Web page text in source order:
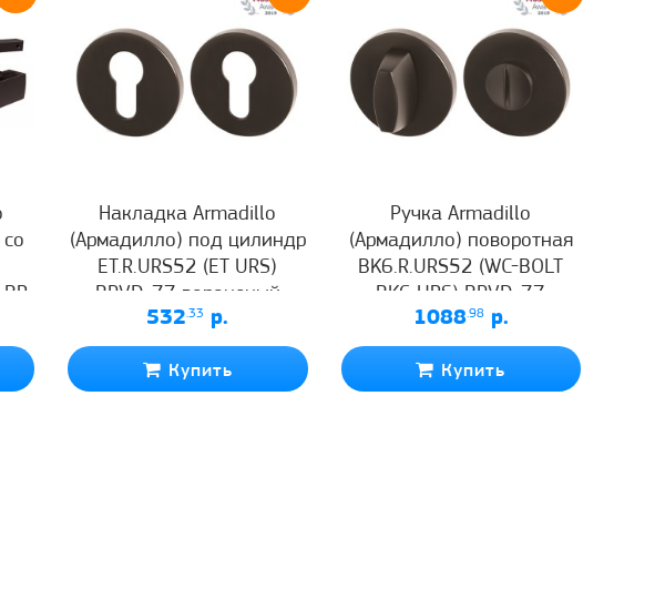
Накладка Armadillo
(Армадилло) под цилиндр
ET.R.URS52 (ET URS)
BPVD-77 вороненый
никель
532.33 р.
Купить
Ручка Armadillo
(Армадилло) поворотная
BK6.R.URS52 (WC-BOLT
BK6 URS) BPVD-77
вороненый никель
1088.98р.
Купить